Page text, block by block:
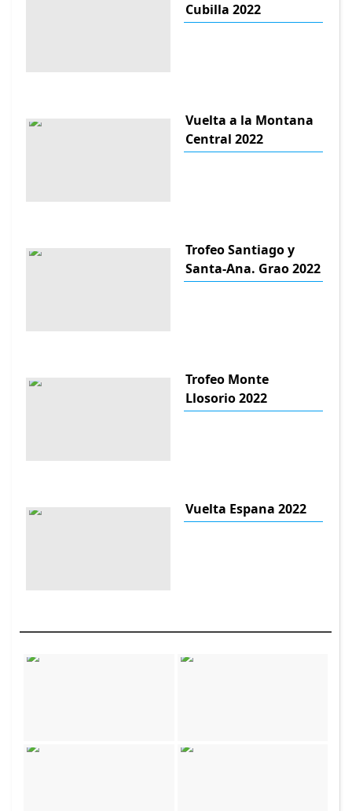
Cubilla 2022
Vuelta a la Montana
Central 2022
Trofeo Santiago y
Santa-Ana. Grao 2022
Trofeo Monte
Llosorio 2022
Vuelta Espana 2022